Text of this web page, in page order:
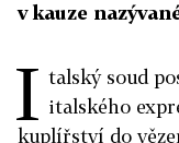
v kauze
I talský soud
italského
kuplířství do